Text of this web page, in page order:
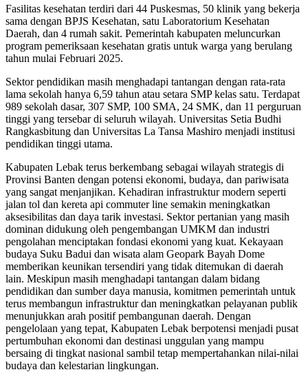
Fasilitas kesehatan terdiri dari 44 Puskesmas, 50 klinik yang bekerja
sama dengan BPJS Kesehatan, satu Laboratorium Kesehatan
Daerah, dan 4 rumah sakit. Pemerintah kabupaten meluncurkan
program pemeriksaan kesehatan gratis untuk warga yang berulang
tahun mulai Februari 2025.
Sektor pendidikan masih menghadapi tantangan dengan rata-rata
lama sekolah hanya 6,59 tahun atau setara SMP kelas satu. Terdapat
989 sekolah dasar, 307 SMP, 100 SMA, 24 SMK, dan 11 perguruan
tinggi yang tersebar di seluruh wilayah. Universitas Setia Budhi
Rangkasbitung dan Universitas La Tansa Mashiro menjadi institusi
pendidikan tinggi utama.
Kabupaten Lebak terus berkembang sebagai wilayah strategis di
Provinsi Banten dengan potensi ekonomi, budaya, dan pariwisata
yang sangat menjanjikan. Kehadiran infrastruktur modern seperti
jalan tol dan kereta api commuter line semakin meningkatkan
aksesibilitas dan daya tarik investasi. Sektor pertanian yang masih
dominan didukung oleh pengembangan UMKM dan industri
pengolahan menciptakan fondasi ekonomi yang kuat. Kekayaan
budaya Suku Badui dan wisata alam Geopark Bayah Dome
memberikan keunikan tersendiri yang tidak ditemukan di daerah
lain. Meskipun masih menghadapi tantangan dalam bidang
pendidikan dan sumber daya manusia, komitmen pemerintah untuk
terus membangun infrastruktur dan meningkatkan pelayanan publik
menunjukkan arah positif pembangunan daerah. Dengan
pengelolaan yang tepat, Kabupaten Lebak berpotensi menjadi pusat
pertumbuhan ekonomi dan destinasi unggulan yang mampu
bersaing di tingkat nasional sambil tetap mempertahankan nilai-nilai
budaya dan kelestarian lingkungan.